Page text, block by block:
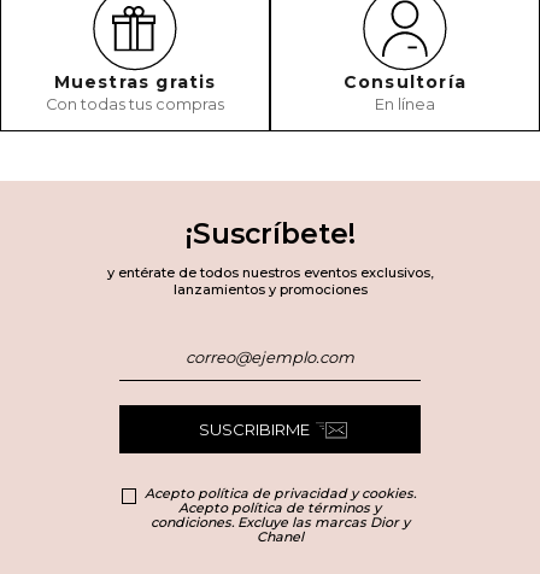
Muestras gratis
Con todas tus compras
Consultoría
En línea
¡Suscríbete!
y entérate de todos nuestros eventos exclusivos,
lanzamientos y promociones
SUSCRIBIRME
Acepto política de privacidad y cookies.
Acepto política de términos y
condiciones. Excluye las marcas Dior y
Chanel